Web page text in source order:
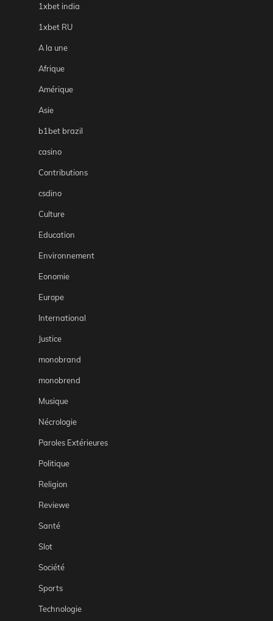
1xbet india
1xbet RU
A la une
Afrique
Amérique
Asie
b1bet brazil
casino
Contributions
csdino
Culture
Education
Environnement
Eonomie
Europe
International
Justice
monobrand
monobrend
Musique
Nécrologie
Paroles Extérieures
Politique
Religion
Reviewe
Santé
Slot
Société
Sports
Technologie